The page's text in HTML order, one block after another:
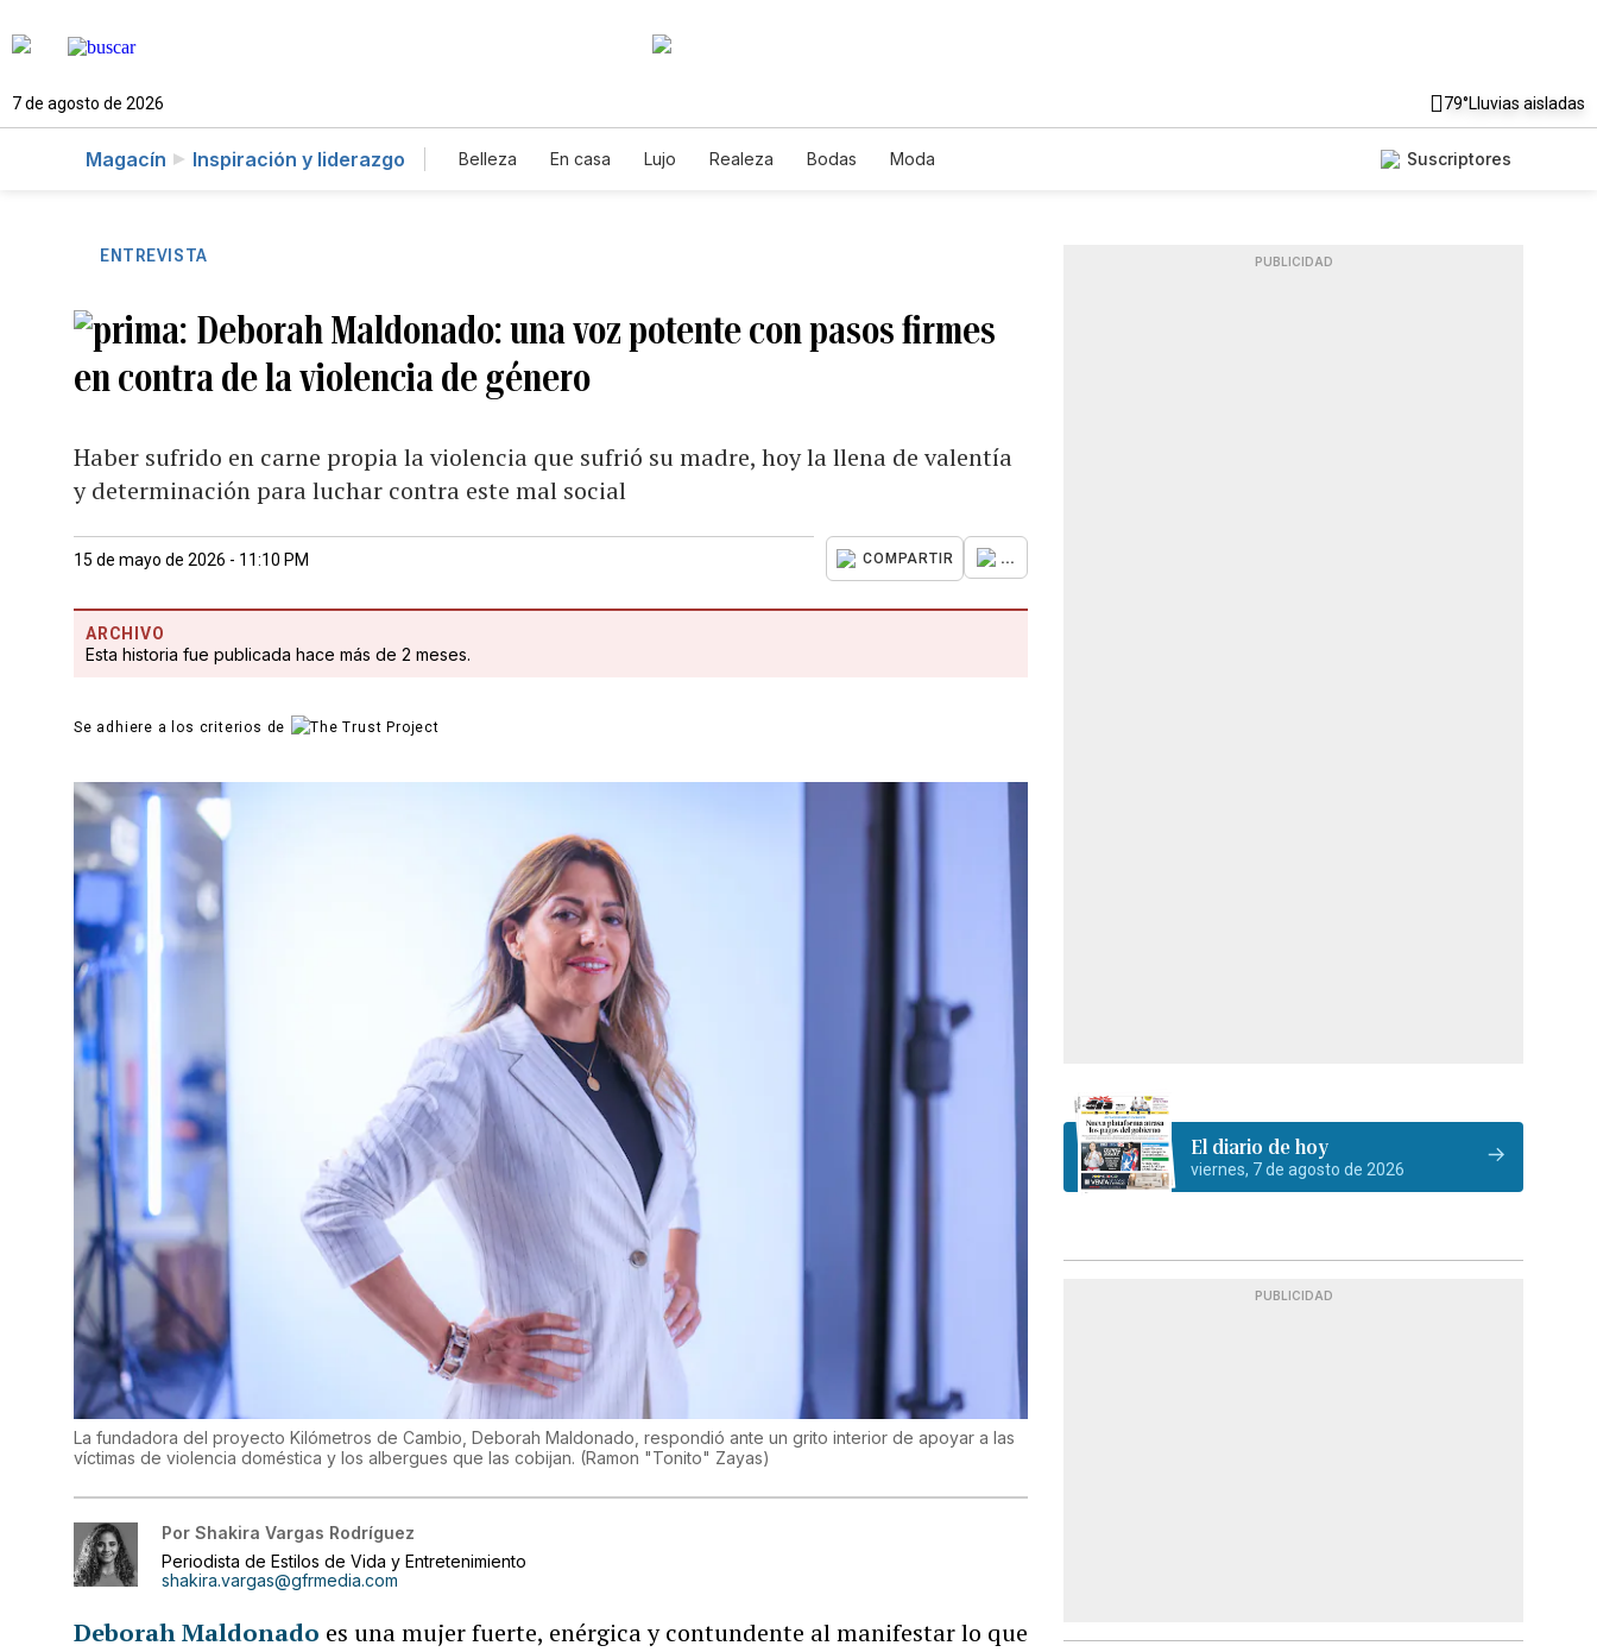
7 de agosto de 2026 79°Lluvias aisladas
Magacín Inspiración y liderazgo Belleza En casa Lujo Realeza Bodas Moda Suscriptores
ENTREVISTA
Deborah Maldonado: una voz potente con pasos firmes
en contra de la violencia de género
Haber sufrido en carne propia la violencia que sufrió su madre, hoy la llena de valentía
y determinación para luchar contra este mal social
15 de mayo de 2026 - 11:10 PM COMPARTIR ...
ARCHIVO
Esta historia fue publicada hace más de 2 meses.
Se adhiere a los criterios de
La fundadora del proyecto Kilómetros de Cambio, Deborah Maldonado, respondió ante un grito interior de apoyar a las
víctimas de violencia doméstica y los albergues que las cobijan. (Ramon "Tonito" Zayas)
Por Shakira Vargas Rodríguez
Periodista de Estilos de Vida y Entretenimiento
shakira.vargas@gfrmedia.com
Deborah Maldonado es una mujer fuerte, enérgica y contundente al manifestar lo que
PUBLICIDAD
El diario de hoy
viernes, 7 de agosto de 2026
PUBLICIDAD